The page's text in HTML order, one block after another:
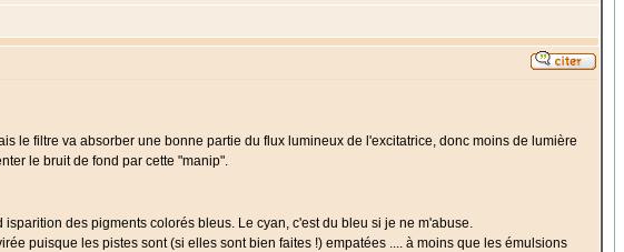
le filtre va absorber une bonne partie du flux lumineux de l'excitatrice, donc moins de lumière
le bruit de fond par cette "manip".
des pigments colorés bleus. Le cyan, c'est du bleu si je ne m'abuse.
puisque les pistes sont (si elles sont bien faites !) empatées .... à moins que les émulsions